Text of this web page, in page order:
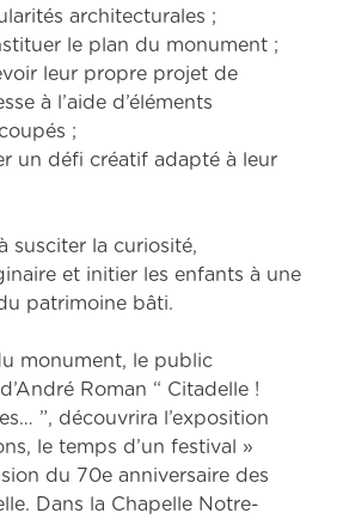
architecturales ;
le plan du monument ;
leur propre projet de
à l’aide d’éléments
;
un défi créatif adapté à leur
susciter la curiosité,
et initier les enfants à une
patrimoine bâti.
monument, le public
Roman “ Citadelle !
”, découvrira l’exposition
le temps d’un festival »
du 70e anniversaire des
Dans la Chapelle Notre-